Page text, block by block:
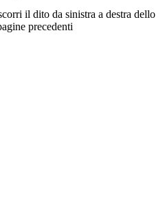
il dito da sinistra a destra dello
precedenti